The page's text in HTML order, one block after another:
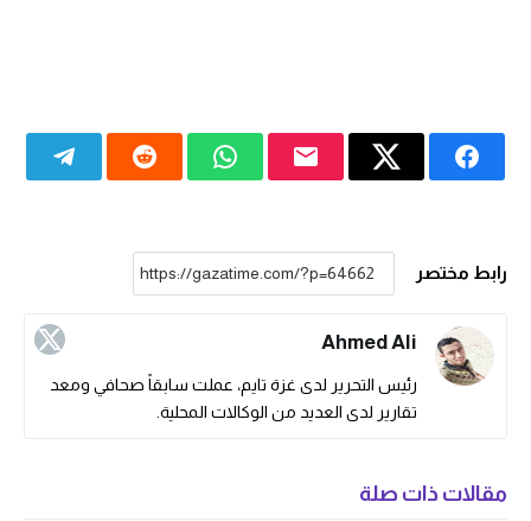
رابط مختصر
Ahmed Ali
رئيس التحرير لدى غزة تايم، عملت سابقاً صحافي ومعد
تقارير لدى العديد من الوكالات المحلية.
مقالات ذات صلة